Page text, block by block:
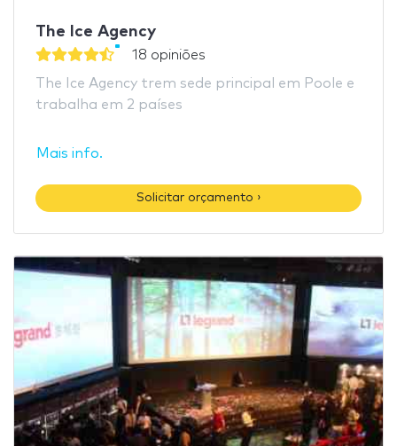
The Ice Agency
18 opiniões
The Ice Agency trem sede principal em Poole e
trabalha em 2 países
Mais info.
Solicitar orçamento ›